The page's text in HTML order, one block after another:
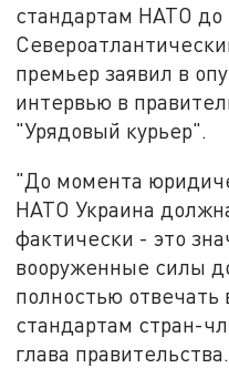
стандартам НАТО до
премьер заявил в
интервью в
"Урядовый курьер".
"До момента
НАТО Украина
фактически - это
вооруженные силы
полностью отвечать
стандартам стран-
глава